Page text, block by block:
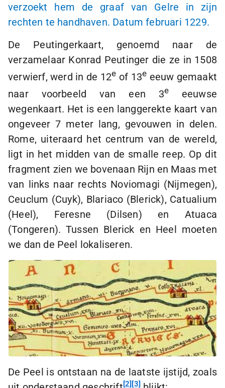
verzoekt hem de graaf van Gelre in zijn
rechten te handhaven. Datum februari 1229.
De Peutingerkaart, genoemd naar de
verzamelaar Konrad Peutinger die ze in 1508
verwierf, werd in de 12e of 13e eeuw gemaakt
naar voorbeeld van een 3e
eeuwse
wegenkaart. Het is een langgerekte kaart van
ongeveer 7 meter lang, gevouwen in delen.
Rome, uiteraard het centrum van de wereld,
ligt in het midden van de smalle reep. Op dit
fragment zien we bovenaan Rijn en Maas met
van links naar rechts Noviomagi (Nijmegen),
Ceuclum (Cuyk), Blariaco (Blerick), Catualium
(Heel), Feresne (Dilsen) en Atuaca
(Tongeren). Tussen Blerick en Heel moeten
we dan de Peel lokaliseren.
De Peel is ontstaan na de laatste ijstijd, zoals
2 3